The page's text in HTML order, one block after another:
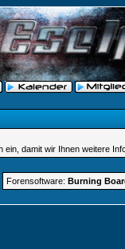
ein, damit wir Ihnen weitere
Forensoftware: Burning